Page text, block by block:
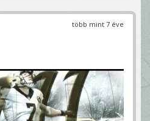
több mint 7 éve